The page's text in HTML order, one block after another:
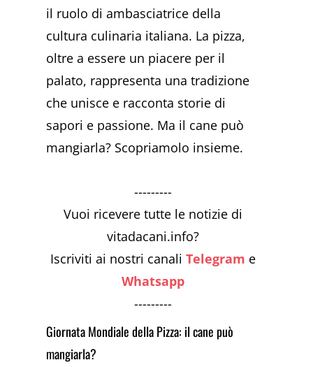
il ruolo di ambasciatrice della
cultura culinaria italiana. La pizza,
oltre a essere un piacere per il
palato, rappresenta una tradizione
che unisce e racconta storie di
sapori e passione. Ma il cane può
mangiarla? Scopriamolo insieme.
---------
Vuoi ricevere tutte le notizie di
vitadacani.info?
Iscriviti ai nostri canaliTelegram e
Whatsapp
---------
Giornata Mondiale della Pizza: il cane può
mangiarla?